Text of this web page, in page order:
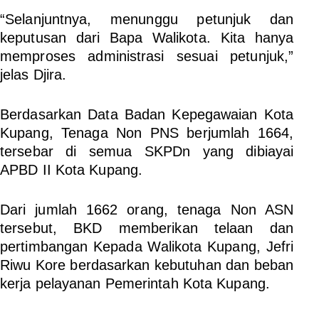
“Selanjuntnya, menunggu petunjuk dan
keputusan dari Bapa Walikota. Kita hanya
memproses administrasi sesuai petunjuk,”
jelas Djira.
Berdasarkan Data Badan Kepegawaian Kota
Kupang, Tenaga Non PNS berjumlah 1664,
tersebar di semua SKPDn yang dibiayai
APBD II Kota Kupang.
Dari jumlah 1662 orang, tenaga Non ASN
tersebut, BKD memberikan telaan dan
pertimbangan Kepada Walikota Kupang, Jefri
Riwu Kore berdasarkan kebutuhan dan beban
kerja pelayanan Pemerintah Kota Kupang.